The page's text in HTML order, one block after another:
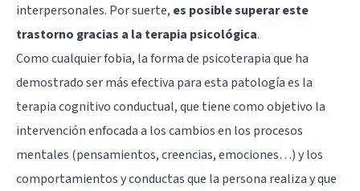
interpersonales. Por suerte, es posible superar este
trastorno gracias a la terapia psicológica.
Como cualquier fobia, la forma de psicoterapia que ha
demostrado ser más efectiva para esta patología es la
terapia cognitivo conductual, que tiene como objetivo la
intervención enfocada a los cambios en los procesos
mentales (pensamientos, creencias, emociones…) y los
comportamientos y conductas que la persona realiza y que